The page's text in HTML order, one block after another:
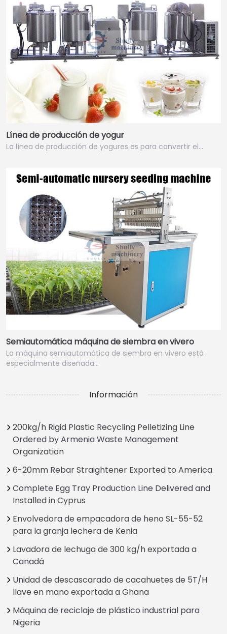
Línea de producción de yogur
La línea de producción de yogures es para convertir el…
Semiautomática máquina de siembra en vivero
La máquina semiautomática de siembra en vivero está
especialmente diseñada…
Información
200kg/h Rigid Plastic Recycling Pelletizing Line
Ordered by Armenia Waste Management
Organization
6-20mm Rebar Straightener Exported to America
Complete Egg Tray Production Line Delivered and
Installed in Cyprus
Envolvedora de empacadora de heno SL-55-52
para la granja lechera de Kenia
Lavadora de lechuga de 300 kg/h exportada a
Canadá
Unidad de descascarado de cacahuetes de 5T/H
llave en mano exportada a Ghana
Máquina de reciclaje de plástico industrial para
Nigeria